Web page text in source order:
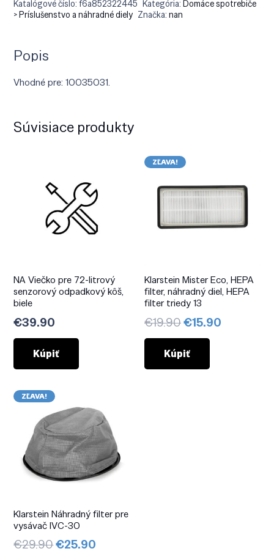
Katalógové číslo:f6a852322445 Kategória:Domáce spotrebiče
> Príslušenstvo a náhradné diely Značka:nan
Popis
Vhodné pre: 10035031.
Súvisiace produkty
NA Viečko pre 72-litrový
senzorový odpadkový kôš,
biele
€39.90
Kúpiť
ZĽAVA!
Klarstein Mister Eco, HEPA
filter, náhradný diel, HEPA
filter triedy 13
€19.90Pôvodná
cena
bola:
€19.90.
€15.90
Kúpiť
ZĽAVA!
Klarstein Náhradný filter pre
vysávač IVC-30
€29.90Pôvodná
€25.90